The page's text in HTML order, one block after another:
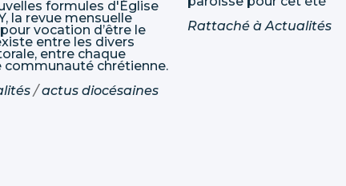
formules d'Église
la revue mensuelle
vocation d’être le
entre les divers
entre chaque
chrétienne.
/actus diocésaines
Rattaché à Actualités